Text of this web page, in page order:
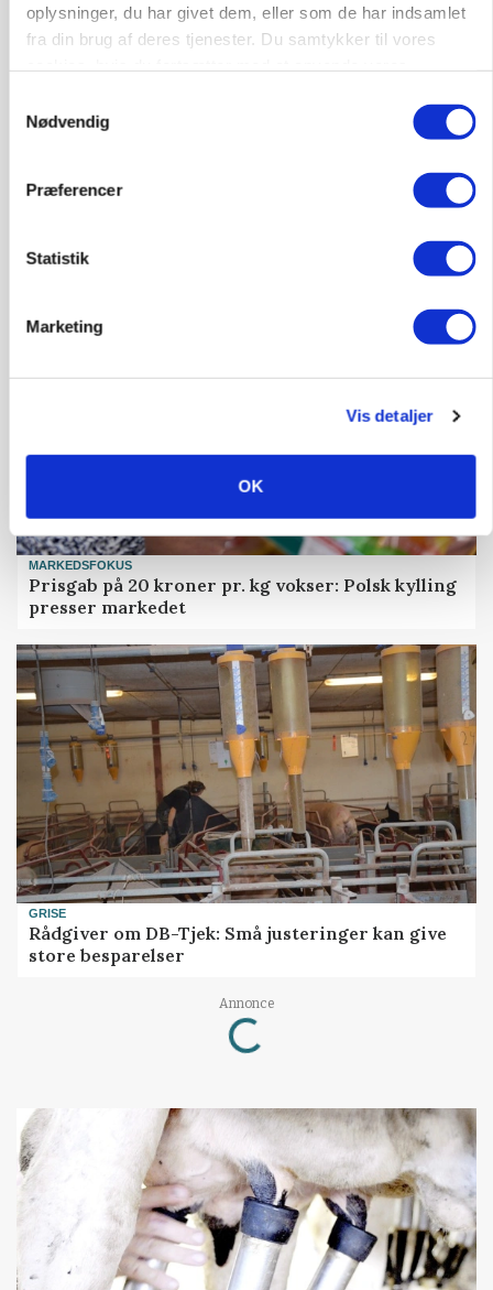
oplysninger, du har givet dem, eller som de har indsamlet
fra din brug af deres tjenester. Du samtykker til vores
Nødvendig
Præferencer
Statistik
Marketing
Vis detaljer
OK
Folketinget behandler ny gødskningslov: Sådan
kan den ændre din bedrift fra 2027
MARKEDSFOKUS
Prisgab på 20 kroner pr. kg vokser: Polsk kylling
presser markedet
GRISE
Rådgiver om DB-Tjek: Små justeringer kan give
store besparelser
Annonce
Loading...